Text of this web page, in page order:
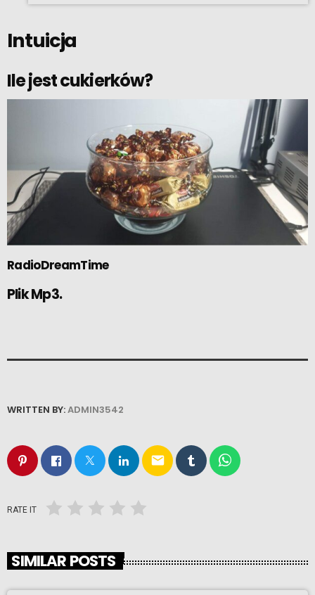
Intuicja
Ile jest cukierków?
RadioDreamTime
Plik Mp3.
WRITTEN BY:ADMIN3542
email
RATE IT
SIMILAR POSTS